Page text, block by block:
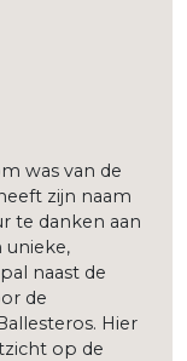
was van de
zijn naam
te danken aan
unieke,
naast de
de
Hier
op de